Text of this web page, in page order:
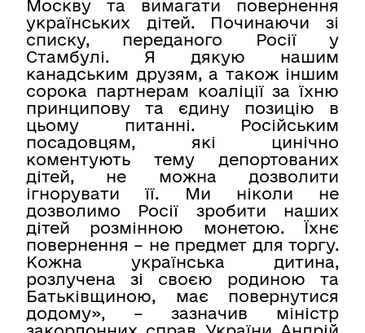
Москву та вимагати повернення
українських дітей. Починаючи зі
списку, переданого Росії у
Стамбулі. Я дякую нашим
канадським друзям, а також іншим
сорока партнерам коаліції за їхню
принципову та єдину позицію в
цьому питанні. Російським
посадовцям, які цинічно
коментують тему депортованих
дітей, не можна дозволити
ігнорувати її. Ми ніколи не
дозволимо Росії зробити наших
дітей розмінною монетою. Їхнє
повернення – не предмет для торгу.
Кожна українська дитина,
розлучена зі своєю родиною та
Батьківщиною, має повернутися
додому», – зазначив міністр